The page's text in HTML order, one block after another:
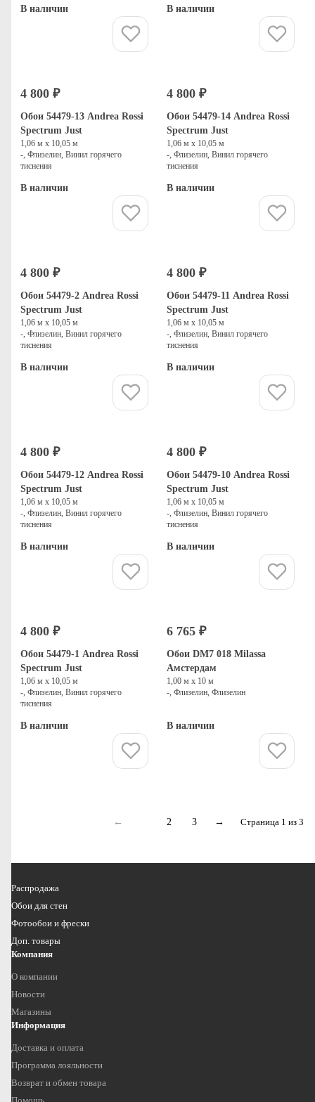
В наличии В наличии
4 800 ₽
Обои 54479-13 Andrea Rossi
Spectrum Just
1,06 м х 10,05 м
-, Флизелин, Винил горячего
тиснения
В наличии
4 800 ₽
Обои 54479-14 Andrea Rossi
Spectrum Just
1,06 м х 10,05 м
-, Флизелин, Винил горячего
тиснения
В наличии
4 800 ₽
Обои 54479-2 Andrea Rossi
Spectrum Just
1,06 м х 10,05 м
-, Флизелин, Винил горячего
тиснения
В наличии
4 800 ₽
Обои 54479-11 Andrea Rossi
Spectrum Just
1,06 м х 10,05 м
-, Флизелин, Винил горячего
тиснения
В наличии
4 800 ₽
Обои 54479-12 Andrea Rossi
Spectrum Just
1,06 м х 10,05 м
-, Флизелин, Винил горячего
тиснения
В наличии
4 800 ₽
Обои 54479-10 Andrea Rossi
Spectrum Just
1,06 м х 10,05 м
-, Флизелин, Винил горячего
тиснения
В наличии
4 800 ₽
Обои 54479-1 Andrea Rossi
Spectrum Just
1,06 м х 10,05 м
-, Флизелин, Винил горячего
тиснения
В наличии
6 765 ₽
Обои DM7 018 Milassa
Амстердам
1,00 м х 10 м
-, Флизелин, Флизелин
В наличии
← 2 3 → Страница 1 из 3
Распродажа
Обои для стен
Фотообои и фрески
Доп. товары
Компания
О компании
Новости
Магазины
Информация
Доставка и оплата
Программа лояльности
Возврат и обмен товара